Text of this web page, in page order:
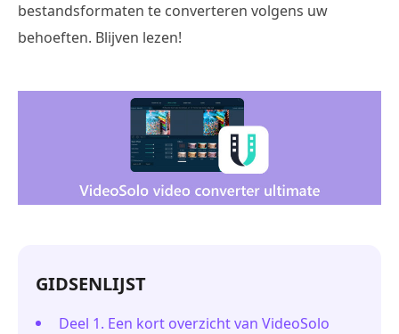
bestandsformaten te converteren volgens uw
behoeften. Blijven lezen!
GIDSENLIJST
Deel 1. Een kort overzicht van VideoSolo